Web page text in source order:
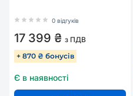
0 відгуків
17 399 ₴ з ПДВ
+ 870 ₴ бонусів
Є в наявності